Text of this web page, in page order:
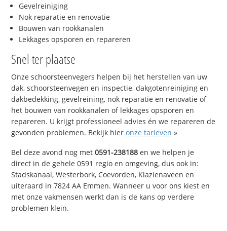
Gevelreiniging
Nok reparatie en renovatie
Bouwen van rookkanalen
Lekkages opsporen en repareren
Snel ter plaatse
Onze schoorsteenvegers helpen bij het herstellen van uw
dak, schoorsteenvegen en inspectie, dakgotenreiniging en
dakbedekking, gevelreining, nok reparatie en renovatie of
het bouwen van rookkanalen of lekkages opsporen en
repareren. U krijgt professioneel advies én we repareren de
gevonden problemen. Bekijk hieronze tarieven »
Bel deze avond nog met0591-238188 en we helpen je
direct in de gehele 0591 regio en omgeving, dus ook in:
Stadskanaal, Westerbork, Coevorden, Klazienaveen en
uiteraard in 7824 AA Emmen. Wanneer u voor ons kiest en
met onze vakmensen werkt dan is de kans op verdere
problemen klein.